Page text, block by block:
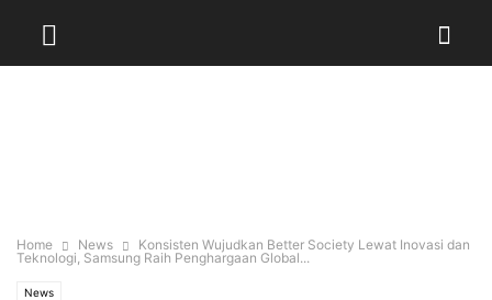
Home News
Konsisten Wujudkan Better Society Lewat Inovasi dan
Teknologi, Samsung Raih Penghargaan Global...
News